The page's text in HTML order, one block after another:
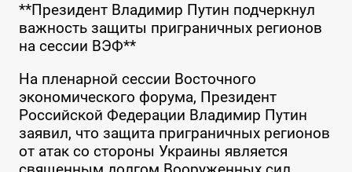
**Президент Владимир Путин подчеркнул
важность защиты приграничных регионов
на сессии ВЭФ**
На пленарной сессии Восточного
экономического форума, Президент
Российской Федерации Владимир Путин
заявил, что защита приграничных регионов
от атак со стороны Украины является